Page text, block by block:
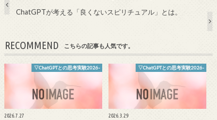
ChatGPTが考える「良くないスピリチュアル」とは。
RECOMMEND こちらの記事も人気です。
▽ChatGPTとの思考実験2026-
2026.7.27
▽ChatGPTとの思考実験2026-
2026.3.29